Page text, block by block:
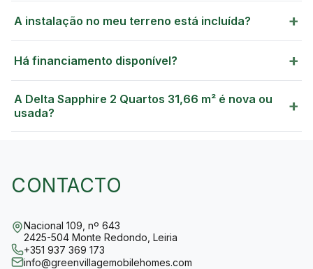
A instalação no meu terreno está incluída? +
Há financiamento disponível? +
A Delta Sapphire 2 Quartos 31,66 m² é nova ou
usada?
+
CONTACTO
Nacional 109, nº 643
2425-504 Monte Redondo, Leiria
+351 937 369 173
info@greenvillagemobilehomes.com